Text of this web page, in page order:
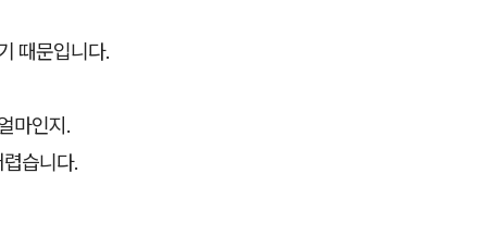
때문입니다.
마인지.
습니다.